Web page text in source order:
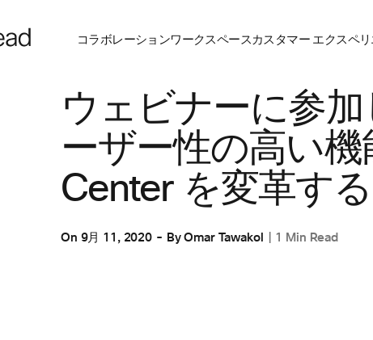
コラボレーションワークスペースカスタマー エクスペ
ウェビナーに参
ーザー性の高い
Center を変革する
On 9月 11, 2020 ByOmar Tawakol 1 Min Read